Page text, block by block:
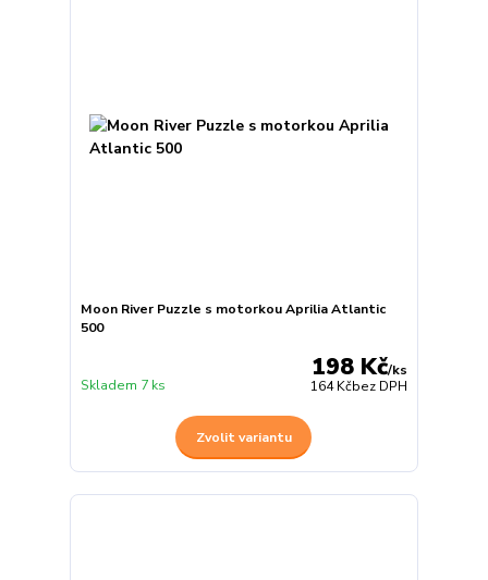
Moon River Puzzle s motorkou Aprilia Atlantic
500
198 Kč/ks
164 Kčbez DPH
Skladem 7 ks
Zvolit variantu